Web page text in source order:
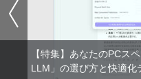
【特集】あなたのPCス
LLM」の選び方と快適化